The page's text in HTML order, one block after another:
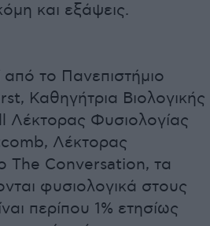
και εξάψεις.
το Πανεπιστήμιο
Καθηγήτρια Βιολογικής
Λέκτορας Φυσιολογίας
Λέκτορας
The Conversation, τα
φυσιολογικά στους
περίπου 1% ετησίως